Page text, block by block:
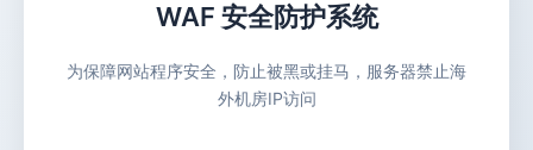
WAF 安全防护系统
为保障网站程序安全，防止被黑或挂马，服务器禁止海
外机房IP访问